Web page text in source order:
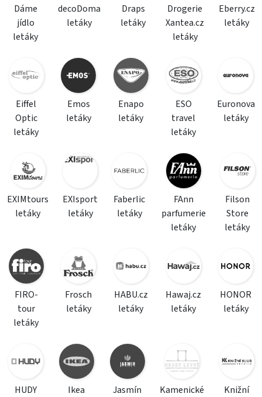
Dáme
jídlo
letáky
decoDoma
letáky
Draps
letáky
Drogerie
Xantea.cz
letáky
Eberry.cz
letáky
Eiffel
Optic
letáky
Emos
letáky
Enapo
letáky
ESO
travel
letáky
Euronova
letáky
EXIMtours
letáky
EXIsport
letáky
Faberlic
letáky
FAnn
parfumerie
letáky
Filson
Store
letáky
FIRO-
tour
letáky
Frosch
letáky
HABU.cz
letáky
Hawaj.cz
letáky
HONOR
letáky
HUDY
Ikea
Jasmín
Kamenické
Knižní